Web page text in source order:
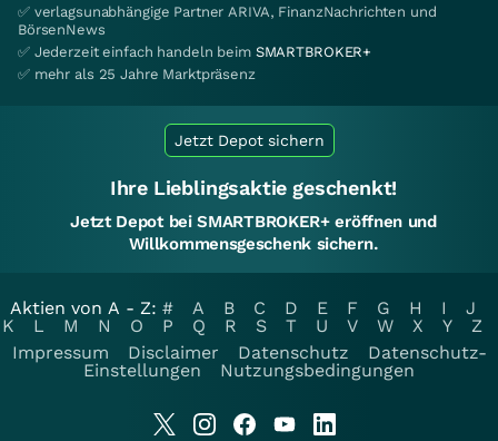
✅ verlagsunabhängige Partner ARIVA, FinanzNachrichten und
BörsenNews
✅ Jederzeit einfach handeln beim SMARTBROKER+
✅ mehr als 25 Jahre Marktpräsenz
Jetzt Depot sichern
Ihre Lieblingsaktie geschenkt!
Jetzt Depot bei SMARTBROKER+ eröffnen und
Willkommensgeschenk sichern.
Aktien von A - Z: # A B C D E F G H I
J
K
L M N O P Q R S T U V W X Y
Z
Impressum
Disclaimer Datenschutz
Datenschutz-
Einstellungen
Nutzungsbedingungen